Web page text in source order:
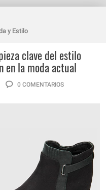
y Estilo
clave del estilo
en la moda actual
0 COMENTARIOS